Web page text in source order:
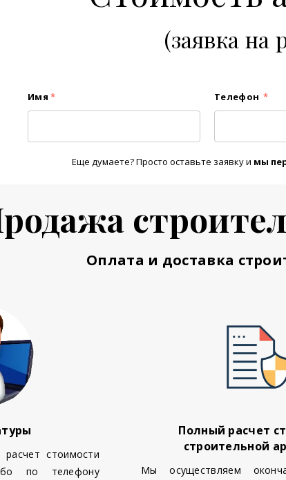
(заявка на
Имя * Телефон *
Еще думаете? Просто оставьте заявку и мы
Оплата и доставка
стоимости
по телефону
Полный расчет
строительной
Мы осуществляем